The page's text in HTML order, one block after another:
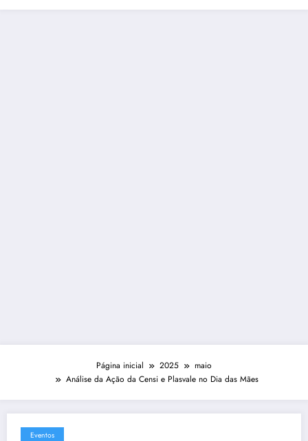
Página inicial 2025
maio
Análise da Ação da Censi e Plasvale no Dia das Mães
Eventos